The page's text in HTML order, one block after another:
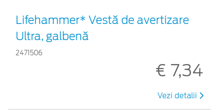
Lifehammer* Vestă de avertizare
Ultra, galbenă
2471506
€ 7,34
Vezi detalii